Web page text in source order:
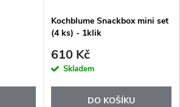
Kochblume Snackbox mini set
(4 ks) - 1klik
610 Kč
Skladem
DO KOŠÍKU